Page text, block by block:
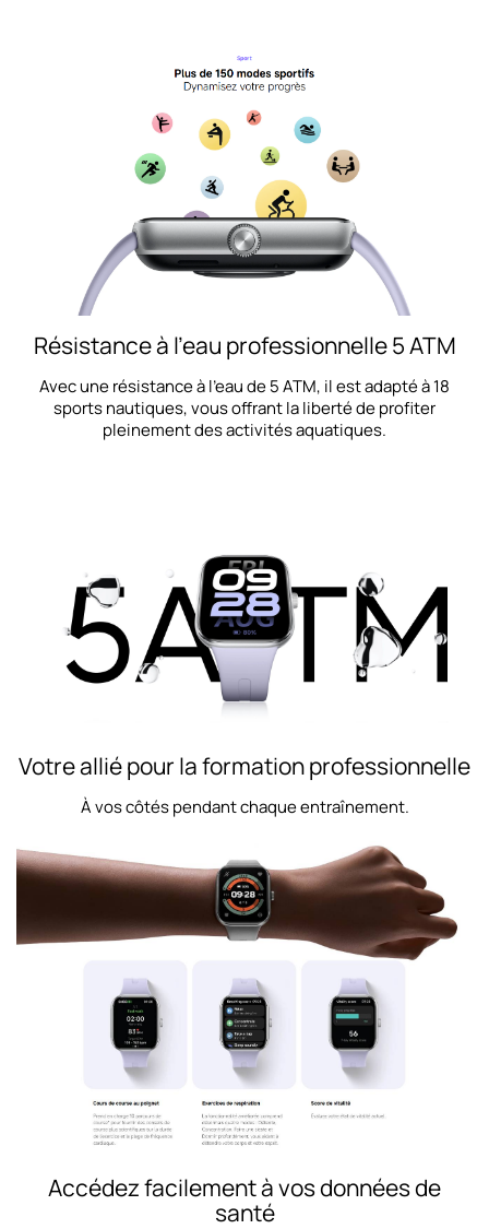
Résistance à l'eau professionnelle 5 ATM
Avec une résistance à l'eau de 5 ATM, il est adapté à 18
sports nautiques, vous offrant la liberté de profiter
pleinement des activités aquatiques.
Votre allié pour la formation professionnelle
À vos côtés pendant chaque entraînement.
Accédez facilement à vos données de
santé